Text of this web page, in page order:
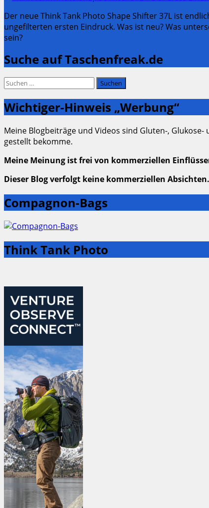
Der neue Think Tank Photo Shape Shifter 37L ist
ungefilterten ersten Eindruck. Was ist neu? Was
sein?
Suche auf Taschenfreak.de
Suchen
Wichtiger-Hinweis „Werbung“
Meine Blogbeiträge und Videos sind Gluten-, Glukose-
gestellt bekomme.
Meine Meinung ist frei von kommerziellen
Dieser Blog verfolgt keine kommerziellen Absichten.
Compagnon-Bags
Think Tank Photo